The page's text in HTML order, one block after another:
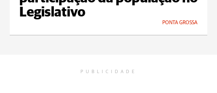
Legislativo
PONTA GROSSA
PUBLICIDADE